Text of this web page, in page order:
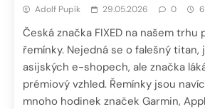
Adolf Pupík 29.05.2026 0
Česká značka FIXED na našem
řemínky. Nejedná se o falešný titan,
asijských e-shopech, ale značka
prémiový vzhled. Řemínky jsou
mnoho hodinek značek Garmin,